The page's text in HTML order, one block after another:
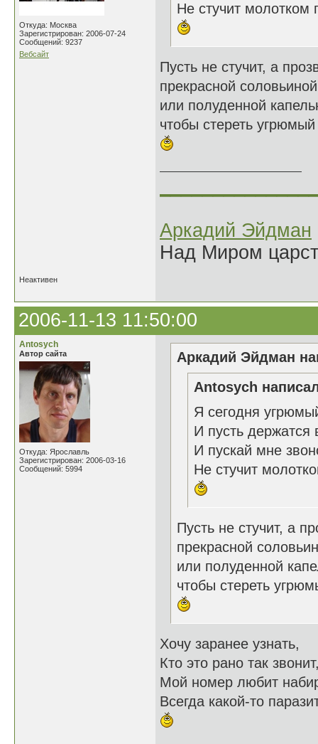
Откуда: Москва
Зарегистрирован: 2006-07-24
Сообщений: 9237
Вебсайт
Не стучит молотком
Пусть не стучит, а
прекрасной
или полуденной
чтобы стереть
Аркадий Эйдман
Над Миром
Неактивен
2006-11-13 11:50:00
Antosych
Автор сайта
Откуда: Ярославль
Зарегистрирован: 2006-03-16
Сообщений: 5994
Аркадий Эйдман
Antosych
Я сегодня
И пусть держатся
И пускай мне
Не стучит
Пусть не стучит, а
прекрасной
или полуденной
чтобы стереть
Хочу заранее узнать,
Кто это рано так
Мой номер любит
Всегда какой-то